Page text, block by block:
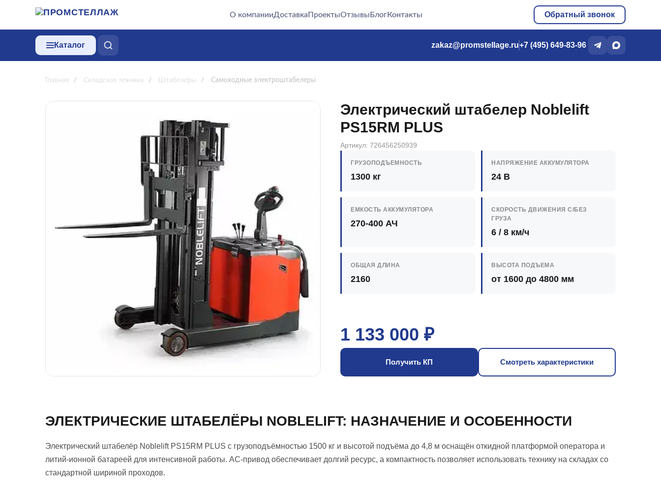
О компанииДоставкаПроектыОтзывыБлогКонтакты Обратный звонок
Каталог zakaz@promstellage.ru+7 (495) 649-83-96
Главная / Складская техника / Штабелеры / Самоходные электроштабелеры
Электрический штабелер Noblelift
PS15RM PLUS
Артикул: 726456250939
ГРУЗОПОДЪЕМНОСТЬ
1300 кг
НАПРЯЖЕНИЕ АККУМУЛЯТОРА
24 В
ЕМКОСТЬ АККУМУЛЯТОРА
270-400 АЧ
СКОРОСТЬ ДВИЖЕНИЯ C/БЕЗ
ГРУЗА
6 / 8 км/ч
ОБЩАЯ ДЛИНА
2160
ВЫСОТА ПОДЪЕМА
от 1600 до 4800 мм
1 133 000 ₽
Получить КП Смотреть характеристики
ЭЛЕКТРИЧЕСКИЕ ШТАБЕЛЁРЫ NOBLELIFT: НАЗНАЧЕНИЕ И ОСОБЕННОСТИ
Электрический штабелёр Noblelift PS15RM PLUS с грузоподъёмностью 1500 кг и высотой подъёма до 4,8 м оснащён откидной платформой оператора и
литий-ионной батареей для интенсивной работы. AC-привод обеспечивает долгий ресурс, а компактность позволяет использовать технику на складах со
стандартной шириной проходов.